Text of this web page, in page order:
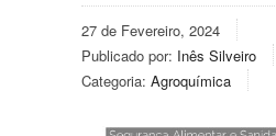
27 de Fevereiro, 2024
Publicado por: Inês Silveiro
Categoria: Agroquímica